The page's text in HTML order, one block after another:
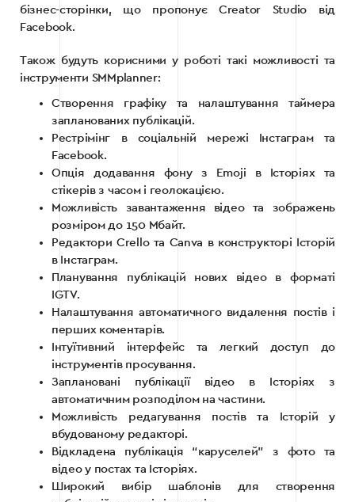
бізнес-сторінки, що пропонує Creator Studio від
Facebook.
Також будуть корисними у роботі такі можливості та
інструменти SMMplanner:
Створення графіку та налаштування таймера
запланованих публікацій.
Рестрімінг в соціальній мережі Інстаграм та
Facebook.
Опція додавання фону з Emoji в Історіях та
стікерів з часом і геолокацією.
Можливість завантаження відео та зображень
розміром до 150 Мбайт.
Редактори Crello та Canva в конструкторі Історій
в Інстаграм.
Планування публікацій нових відео в форматі
IGTV.
Налаштування автоматичного видалення постів і
перших коментарів.
Інтуїтивний інтерфейс та легкий доступ до
інструментів просування.
Заплановані публікації відео в Історіях з
автоматичним розподілом на частини.
Можливість редагування постів та Історій у
вбудованому редакторі.
Відкладена публікація “каруселей” з фото та
відео у постах та Історіях.
Широкий вибір шаблонів для створення